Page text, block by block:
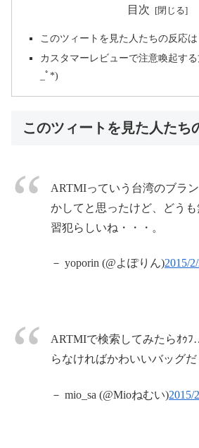
目次
このツィートを見た人たちの反応は
カスタマーレビューで注意喚起す
_ﾟ*)
このツィートを見た人たち
ARTMIっていう台湾のブラ
かしてと思ったけど、どう
習犯らしいね・・・。
－ yoporin (@よぽりん)2015/
ARTMIで検索してみたらｵｩ
らなければかわいいバッグ
－ mio_sa (@Mioねむい)2015/